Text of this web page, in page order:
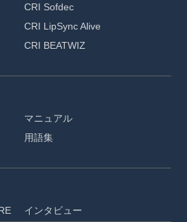
CRI Sofdec
CRI LipSync Alive
CRI BEATWIZ
マニュアル
用語集
インタビュー